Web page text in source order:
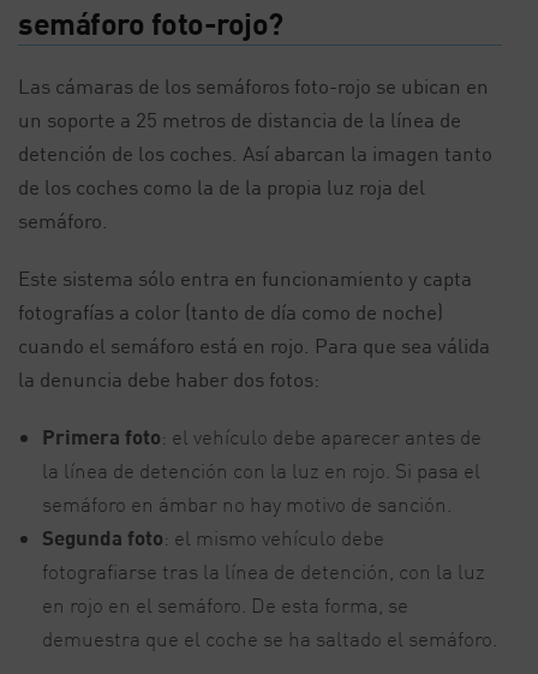
semáforo foto-rojo?
Las cámaras de los semáforos foto-rojo se ubican en
un soporte a 25 metros de distancia de la línea de
detención de los coches. Así abarcan la imagen tanto
de los coches como la de la propia luz roja del
semáforo.
Este sistema sólo entra en funcionamiento y capta
fotografías a color (tanto de día como de noche)
cuando el semáforo está en rojo. Para que sea válida
la denuncia debe haber dos fotos:
Primera foto: el vehículo debe aparecer antes de
la línea de detención con la luz en rojo. Si pasa el
semáforo en ámbar no hay motivo de sanción.
Segunda foto: el mismo vehículo debe
fotografiarse tras la línea de detención, con la luz
en rojo en el semáforo. De esta forma, se
demuestra que el coche se ha saltado el semáforo.